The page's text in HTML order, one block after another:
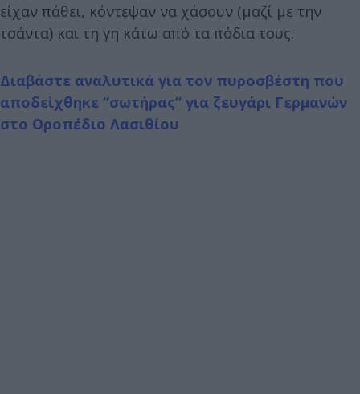
είχαν πάθει, κόντεψαν να χάσουν (μαζί με την
τσάντα) και τη γη κάτω από τα πόδια τους.
Διαβάστε αναλυτικά για τον πυροσβέστη που
αποδείχθηκε “σωτήρας” για ζευγάρι Γερμανών
στο Οροπέδιο Λασιθίου